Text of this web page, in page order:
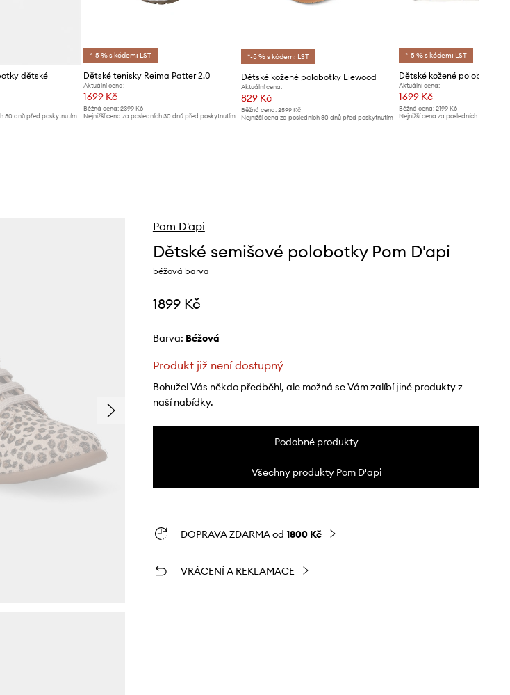
dětské
30 dnů před poskytnutím
*-5 % s kódem: LST
Dětské tenisky Reima Patter 2.0
Aktuální cena:
1699 Kč
Běžná cena: 2399 Kč
Nejnižší cena za posledních 30 dnů před poskytnutím
*-5 % s kódem: LST
Dětské kožené polobotky Liewood
Aktuální cena:
829 Kč
Běžná cena:2599 Kč
Nejnižší cena za posledních 30 dnů před poskytnutím
*-5 % s kódem: LST
Aktuální cena:
1699 Kč
Běžná cena: 2199 Kč
Nejnižší cena za posledních 30 dnů
Pom D'api
Dětské semišové polobotky Pom D'api
béžová barva
1899 Kč
Barva: béžová
Produkt již není dostupný
Bohužel Vás někdo předběhl, ale možná se Vám zalíbí jiné produkty z
naší nabídky.
Podobné produkty
Všechny produkty Pom D'api
DOPRAVA ZDARMA od 1800 Kč
VRÁCENÍ A REKLAMACE